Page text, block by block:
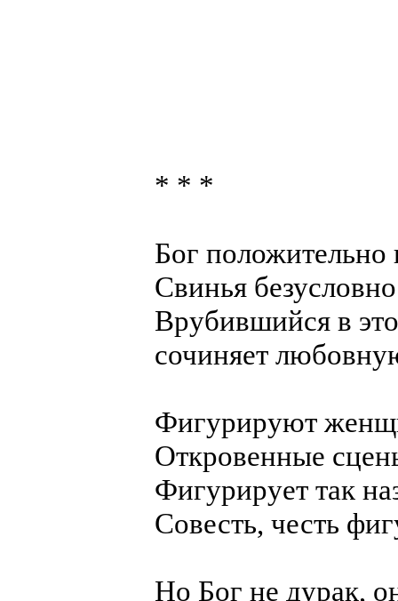
* * *
Бог положительно
Свинья
Врубившийся в
сочиняет
Фигурируют
Откровенные
Фигурирует так
Совесть, честь
Но Бог не дурак,